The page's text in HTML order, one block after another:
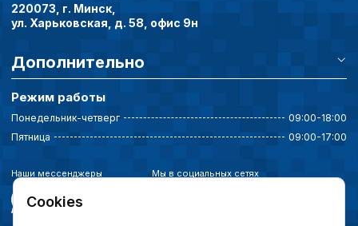
220073, г. Минск,
ул. Харьковская, д. 58, офис 9н
Дополнительно
Режим работы
Понедельник-четверг
09:00-18:00
Пятница
09:00-17:00
Наши мессенджеры Мы в социальных сетях
Cookies